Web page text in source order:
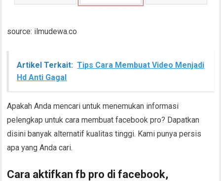
source: ilmudewa.co
Artikel Terkait: Tips Cara Membuat Video Menjadi
Hd Anti Gagal
Apakah Anda mencari untuk menemukan informasi
pelengkap untuk cara membuat facebook pro? Dapatkan
disini banyak alternatif kualitas tinggi. Kami punya persis
apa yang Anda cari.
Cara aktifkan fb pro di facebook,